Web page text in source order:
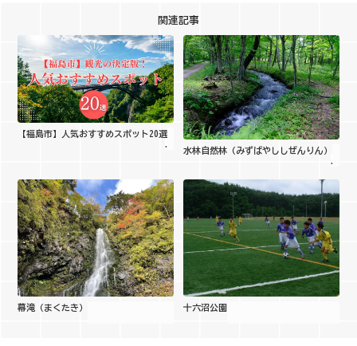
関連記事
【福島市】人気おすすめスポット20選
水林自然林（みずばやししぜんりん）
幕滝（まくたき） 十六沼公園